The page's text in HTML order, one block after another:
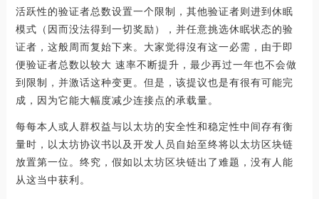
活跃性的验证者总数设置一个限制，其他验证者则进到休眠
模式（因而没法得到一切奖励），并任意挑选休眠状态的验
证者，这般周而复始下来。大家觉得沒有这一必需，由于即
便验证者总数以较大 速率不断提升，最少再过一年也不会做
到限制，并激话这种变更。但是，该提议也是有很有可能完
成，因为它能大幅度减少连接点的承载量。
每每本人或人群权益与以太坊的安全性和稳定性中间存有衡
量时，以太坊协议书以及开发人员自始至终将以太坊区块链
放置第一位。终究，假如以太坊区块链出了难题，没有人能
从这当中获利。